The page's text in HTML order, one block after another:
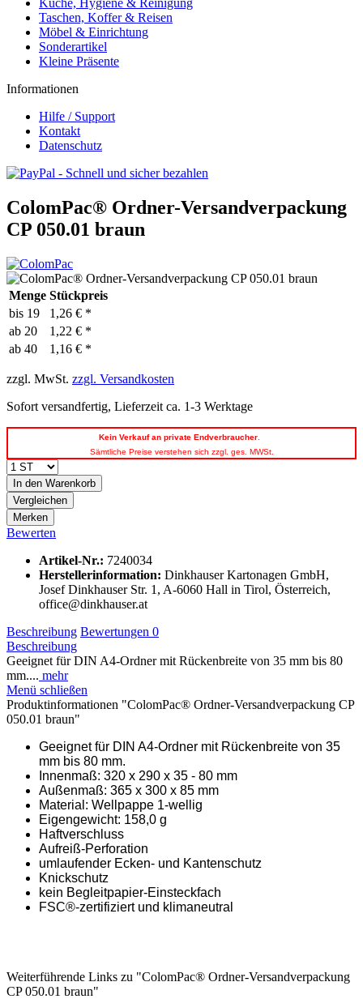
Küche, Hygiene & Reinigung
Taschen, Koffer & Reisen
Möbel & Einrichtung
Sonderartikel
Kleine Präsente
Informationen
Hilfe / Support
Kontakt
Datenschutz
ColomPac® Ordner-Versandverpackung
CP 050.01 braun
Menge Stückpreis
bis 19
1,26 € *
ab 20
1,22 € *
ab 40 1,16 € *
zzgl. MwSt. zzgl. Versandkosten
Sofort versandfertig, Lieferzeit ca. 1-3 Werktage
Kein Verkauf an private Endverbraucher.
Sämtliche Preise verstehen sich zzgl. ges. MWSt.
In den Warenkorb
Vergleichen
Merken
Bewerten
Artikel-Nr.: 7240034
Herstellerinformation: Dinkhauser Kartonagen GmbH,
Josef Dinkhauser Str. 1, A-6060 Hall in Tirol, Österreich,
office@dinkhauser.at
Beschreibung Bewertungen 0
Beschreibung
Geeignet für DIN A4-Ordner mit Rückenbreite von 35 mm bis 80
mm.... mehr
Menü schließen
Produktinformationen "ColomPac® Ordner-Versandverpackung CP
050.01 braun"
Geeignet für DIN A4-Ordner mit Rückenbreite von 35
mm bis 80 mm.
Innenmaß: 320 x 290 x 35 - 80 mm
Außenmaß: 365 x 300 x 85 mm
Material: Wellpappe 1-wellig
Eigengewicht: 158,0 g
Haftverschluss
Aufreiß-Perforation
umlaufender Ecken- und Kantenschutz
Knickschutz
kein Begleitpapier-Einsteckfach
FSC®-zertifiziert und klimaneutral
Weiterführende Links zu "ColomPac® Ordner-Versandverpackung
CP 050.01 braun"